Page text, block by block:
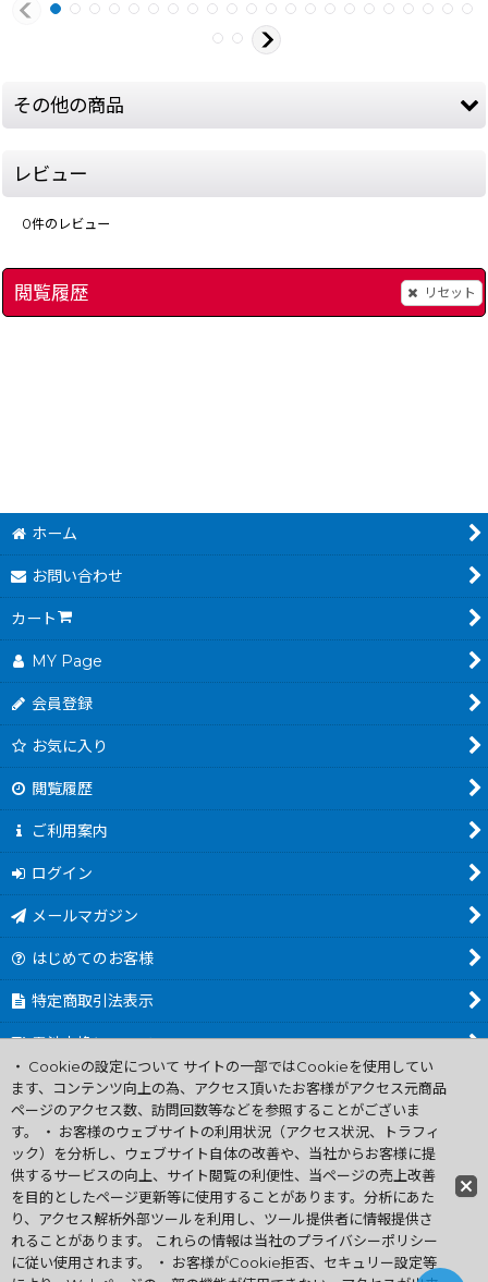
その他の商品
レビュー
0件のレビュー
閲覧履歴 リセット
ホーム
お問い合わせ
カート
MY Page
会員登録
お気に入り
閲覧履歴
ご利用案内
ログイン
メールマガジン
はじめてのお客様
特定商取引法表示
電池交換について
商品カテゴリ一覧
Worldwide Shipping Guide
ファミコン買取通販 中古 ディスクシステム 販売 ニンテンドウ64・
ゲーム買取 .電池交換
Copyright (C) 2007 ファミコン お宝王 All Rights
Reserved.
・ Cookieの設定について サイトの一部ではCookieを使用してい
ます、コンテンツ向上の為、アクセス頂いたお客様がアクセス元商品
ページのアクセス数、訪問回数等などを参照することがございま
す。 ・ お客様のウェブサイトの利用状況（アクセス状況、トラフィ
ック）を分析し、ウェブサイト自体の改善や、当社からお客様に提
供するサービスの向上、サイト閲覧の利便性、当ページの売上改善
を目的としたページ更新等に使用することがあります。分析にあた
り、アクセス解析外部ツールを利用し、ツール提供者に情報提供さ
れることがあります。 これらの情報は当社のプライバシーポリシー
に従い使用されます。 ・ お客様がCookie拒否、セキュリー設定等